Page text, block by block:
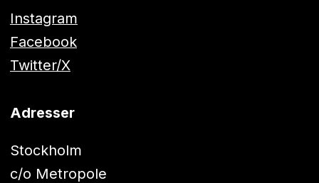
Instagram
Facebook
Twitter/X
Adresser
Stockholm
c/o Metropole